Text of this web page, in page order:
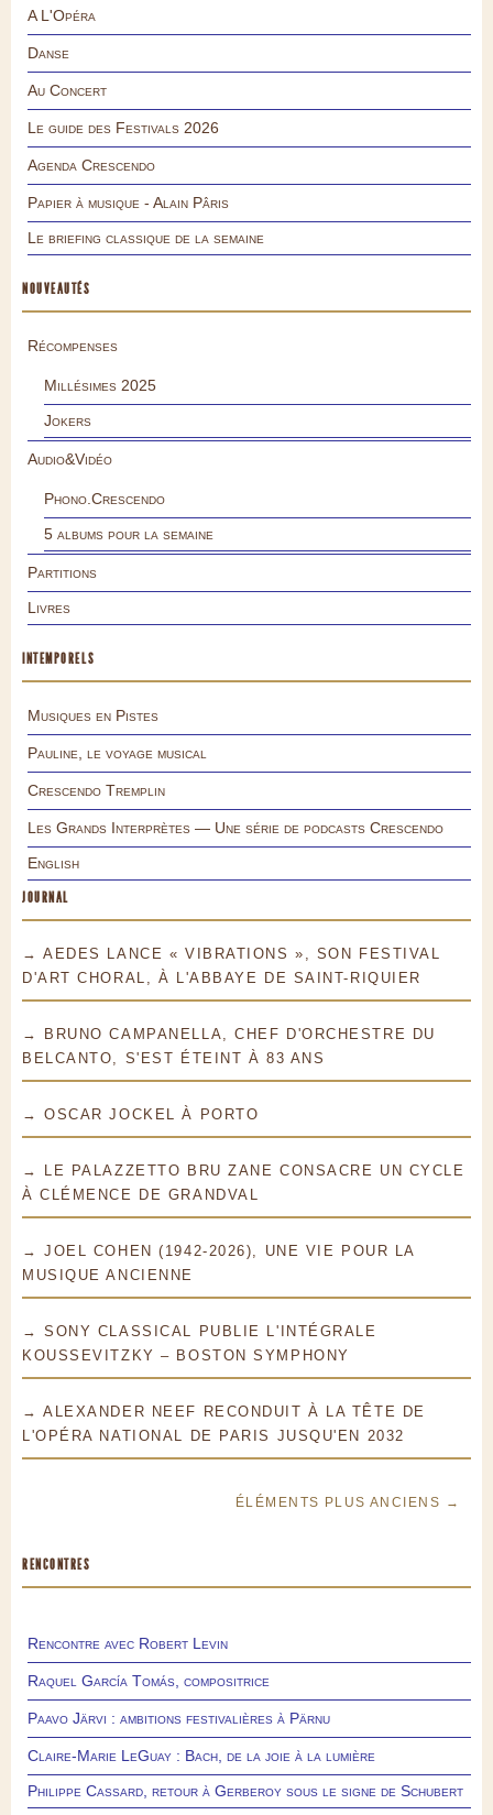
A L'Opéra
Danse
Au Concert
Le guide des Festivals 2026
Agenda Crescendo
Papier à musique - Alain Pâris
Le briefing classique de la semaine
NOUVEAUTÉS
Récompenses
Millésimes 2025
Jokers
Audio&Vidéo
Phono.Crescendo
5 albums pour la semaine
Partitions
Livres
INTEMPORELS
Musiques en Pistes
Pauline, le voyage musical
Crescendo Tremplin
Les Grands Interprètes — Une série de podcasts Crescendo
English
JOURNAL
→ AEDES LANCE « VIBRATIONS », SON FESTIVAL
D'ART CHORAL, À L'ABBAYE DE SAINT-RIQUIER
→ BRUNO CAMPANELLA, CHEF D'ORCHESTRE DU
BELCANTO, S'EST ÉTEINT À 83 ANS
→ OSCAR JOCKEL À PORTO
→ LE PALAZZETTO BRU ZANE CONSACRE UN CYCLE
À CLÉMENCE DE GRANDVAL
→ JOEL COHEN (1942-2026), UNE VIE POUR LA
MUSIQUE ANCIENNE
→ SONY CLASSICAL PUBLIE L'INTÉGRALE
KOUSSEVITZKY – BOSTON SYMPHONY
→ ALEXANDER NEEF RECONDUIT À LA TÊTE DE
L'OPÉRA NATIONAL DE PARIS JUSQU'EN 2032
ÉLÉMENTS PLUS ANCIENS →
RENCONTRES
Rencontre avec Robert Levin
Raquel García Tomás, compositrice
Paavo Järvi : ambitions festivalières à Pärnu
Claire-Marie LeGuay : Bach, de la joie à la lumière
Philippe Cassard, retour à Gerberoy sous le signe de Schubert